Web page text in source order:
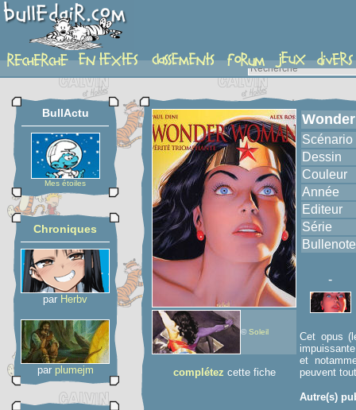
album
BullActu
Mes étoiles
Chroniques
par Herbv
par plumejm
© Soleil
complétez cette fiche
Scénario
Dessin
Couleur
Année
Editeur
Série
Bullenote
-
Cet opus
et
peuvent
Autre(s)